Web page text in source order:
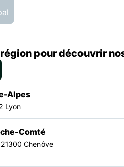
Se préparer à l’évaluation des ESSMS
à
des ESSMS
pour découvrir
Alpes
Lyon
Comté
Chenôve